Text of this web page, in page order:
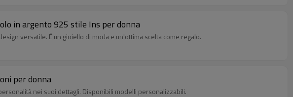
in argento 925 stile Ins per donna
versatile. È un gioiello di moda e un'ottima scelta come regalo.
per donna
nei suoi dettagli. Disponibili modelli personalizzabili.